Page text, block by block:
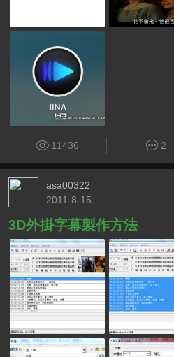
11436 2
asa00322
2011-8-15
3D外掛字幕製作方法